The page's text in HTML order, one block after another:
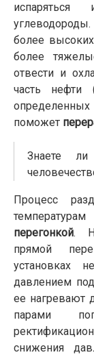
более
более
отвести и
часть
поможет
Знаете
Процесс
перегонкой.
прямой
установках
давлением
ее нагревают
парами
снижения